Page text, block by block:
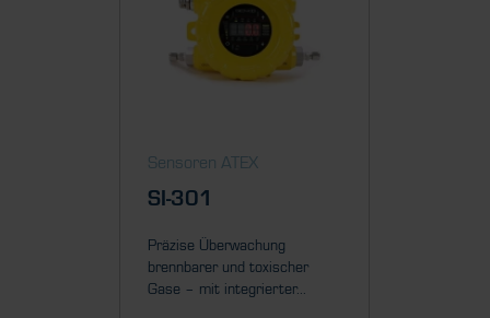
Sensoren ATEX
SI-301
Präzise Überwachung
brennbarer und toxischer
Gase – mit integrierter...